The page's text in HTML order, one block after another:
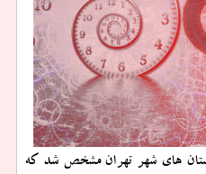
های شهر تهران مشخص شد که